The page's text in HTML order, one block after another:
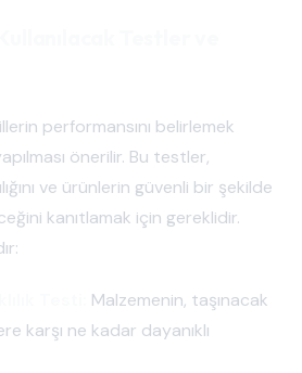
performansını belirlemek
önerilir. Bu testler,
ve ürünlerin güvenli bir şekilde
kanıtlamak için gereklidir.
Malzemenin, taşınacak
karşı ne kadar dayanıklı